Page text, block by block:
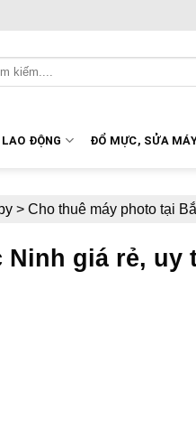
ĐỘNG ĐỔ MỰC, SỬA
> Cho thuê máy photo tại
Ninh giá rẻ, uy